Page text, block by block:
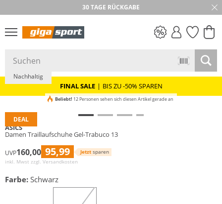
30 TAGE RÜCKGABE
PREIS & WERT
FINAL SALE | BIS ZU -50% SPAREN
DEAL
Nachhaltig
Beliebt! 12 Personen sehen sich diesen Artikel gerade an
ASICS
Damen Traillaufschuhe Gel-Trabuco 13
UVP160,00 95,99 Jetzt sparen
inkl. Mwst zzgl. Versandkosten
Farbe: Schwarz